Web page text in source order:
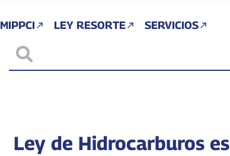
MIPPCI LEY RESORTE SERVICIOS
Ley de Hidrocarburos es